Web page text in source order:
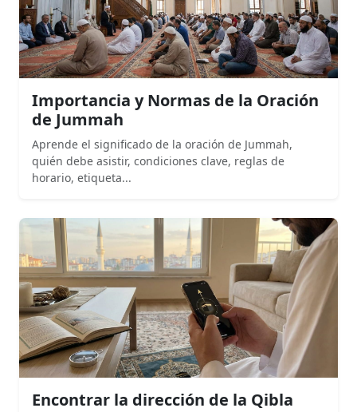
Importancia y Normas de la Oración
de Jummah
Aprende el significado de la oración de Jummah,
quién debe asistir, condiciones clave, reglas de
horario, etiqueta...
Encontrar la dirección de la Qibla